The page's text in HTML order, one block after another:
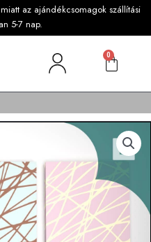
az ajándékcsomagok szállítási
5-7 nap.
0